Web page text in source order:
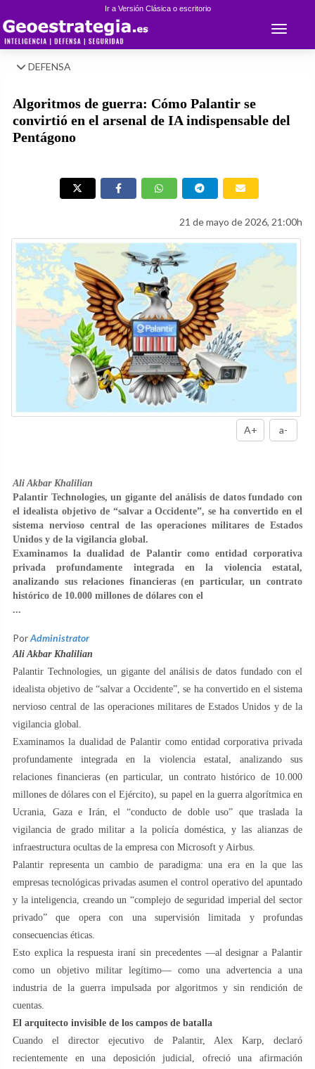
Ir a Versión Clásica o escritorio
Toggle
DEFENSA
Algoritmos de guerra: Cómo Palantir se
convirtió en el arsenal de IA indispensable del
Pentágono
21 de mayo de 2026, 21:00h
A+ a-
Ali Akbar Khalilian
Palantir Technologies, un gigante del análisis de datos fundado con
el idealista objetivo de “salvar a Occidente”, se ha convertido en el
sistema nervioso central de las operaciones militares de Estados
Unidos y de la vigilancia global.
Examinamos la dualidad de Palantir como entidad corporativa
privada profundamente integrada en la violencia estatal,
analizando sus relaciones financieras (en particular, un contrato
histórico de 10.000 millones de dólares con el
...
PorAdministrator
Ali Akbar Khalilian
Palantir Technologies, un gigante del análisis de datos fundado con el
idealista objetivo de “salvar a Occidente”, se ha convertido en el sistema
nervioso central de las operaciones militares de Estados Unidos y de la
vigilancia global.
Examinamos la dualidad de Palantir como entidad corporativa privada
profundamente integrada en la violencia estatal, analizando sus
relaciones financieras (en particular, un contrato histórico de 10.000
millones de dólares con el Ejército), su papel en la guerra algorítmica en
Ucrania, Gaza e Irán, el “conducto de doble uso” que traslada la
vigilancia de grado militar a la policía doméstica, y las alianzas de
infraestructura ocultas de la empresa con Microsoft y Airbus.
Palantir representa un cambio de paradigma: una era en la que las
empresas tecnológicas privadas asumen el control operativo del apuntado
y la inteligencia, creando un “complejo de seguridad imperial del sector
privado” que opera con una supervisión limitada y profundas
consecuencias éticas.
Esto explica la respuesta iraní sin precedentes —al designar a Palantir
como un objetivo militar legítimo— como una advertencia a una
industria de la guerra impulsada por algoritmos y sin rendición de
cuentas.
El arquitecto invisible de los campos de batalla
Cuando el director ejecutivo de Palantir, Alex Karp, declaró
recientemente en una deposición judicial, ofreció una afirmación